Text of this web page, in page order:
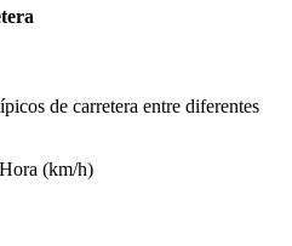
de carretera entre diferentes
(km/h)